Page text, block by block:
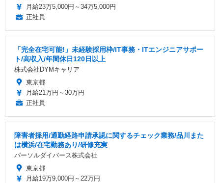
月給23万5,000円～34万5,000円
正社員
「完全在宅可能!」未経験採用枠/IT事務・ITエンジニアサポー
ト/高収入/年間休日120日以上
株式会社DYMキャリア
東京都
月給21万円～30万円
正社員
障害者採用/通勤経路申請承認に関するチェック業務/品川また
は横浜/在宅勤務あり/研修充実
パーソルダイバース株式会社
東京都
月給19万9,000円～22万円